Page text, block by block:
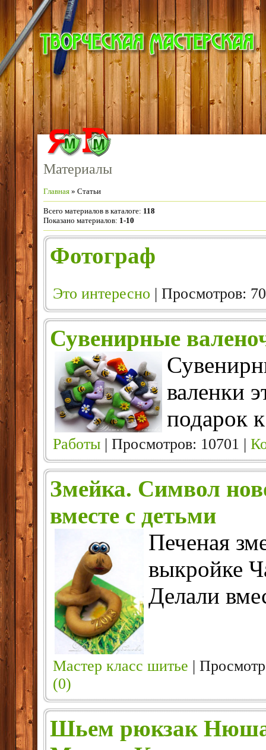
Материалы
Главная » Статьи
Всего материалов в каталоге: 118
Показано материалов: 1-10
Фотограф
Это интересно | Просмотров:
Сувенирные
валенки
подарок
Работы | Просмотров: 10701 |
Змейка. Символ
вместе с детьми
Печеная
выкройке
Делали
Мастер класс шитье |
(0)
Шьем рюкзак